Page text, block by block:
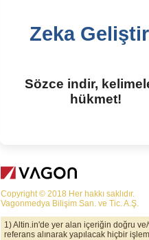
Zeka
Sözce indir,
hükmet!
Copyright © 2018 Her hakkı saklıdır.
Vagonmedya Bilişim San. ve Tic. A.Ş.
1) Altin.in'de yer alan içeriğin doğru
referans alınarak yapılacak hiçbir